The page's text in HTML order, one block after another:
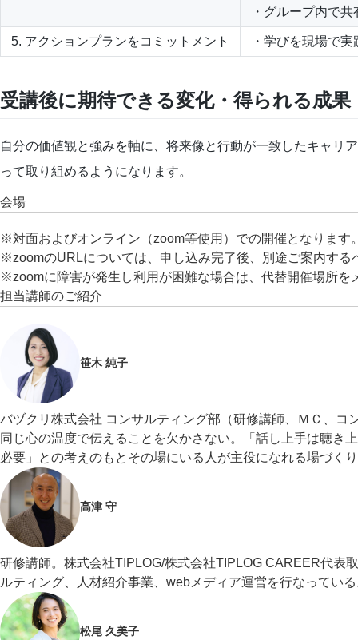
・グループ内で
5. アクションプランをコミットメント ・学びを現場で
受講後に期待できる変化・得られる成果
自分の価値観と強みを軸に、将来像と行動が一致したキャリ
って取り組めるようになります。
会場
※対面およびオンライン（zoom等使用）での開催となります
※zoomのURLについては、申し込み完了後、別途ご案内する
※zoomに障害が発生し利用が困難な場合は、代替開催場所を
担当講師のご紹介
笹木 純子
バヅクリ株式会社 コンサルティング部（研修講師、ＭＣ、
同じ心の温度で伝えることを欠かさない。「話し上手は聴き
必要」との考えのもとその場にいる人が主役になれる場づく
高津 守
研修講師。株式会社TIPLOG/株式会社TIPLOG CAREER代表
ルティング、人材紹介事業、webメディア運営を行なってい
松尾 久美子